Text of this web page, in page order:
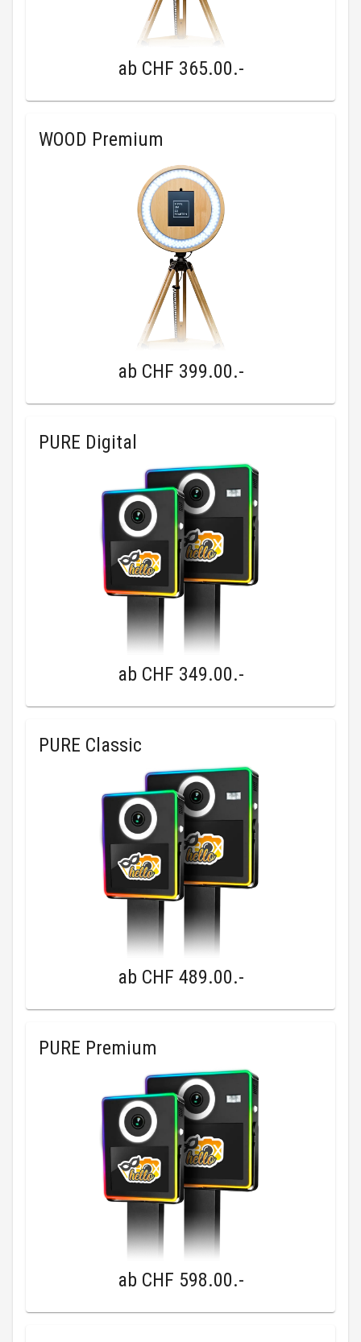
ab CHF 365.00.-
WOOD Premium
ab CHF 399.00.-
PURE Digital
ab CHF 349.00.-
PURE Classic
ab CHF 489.00.-
PURE Premium
ab CHF 598.00.-